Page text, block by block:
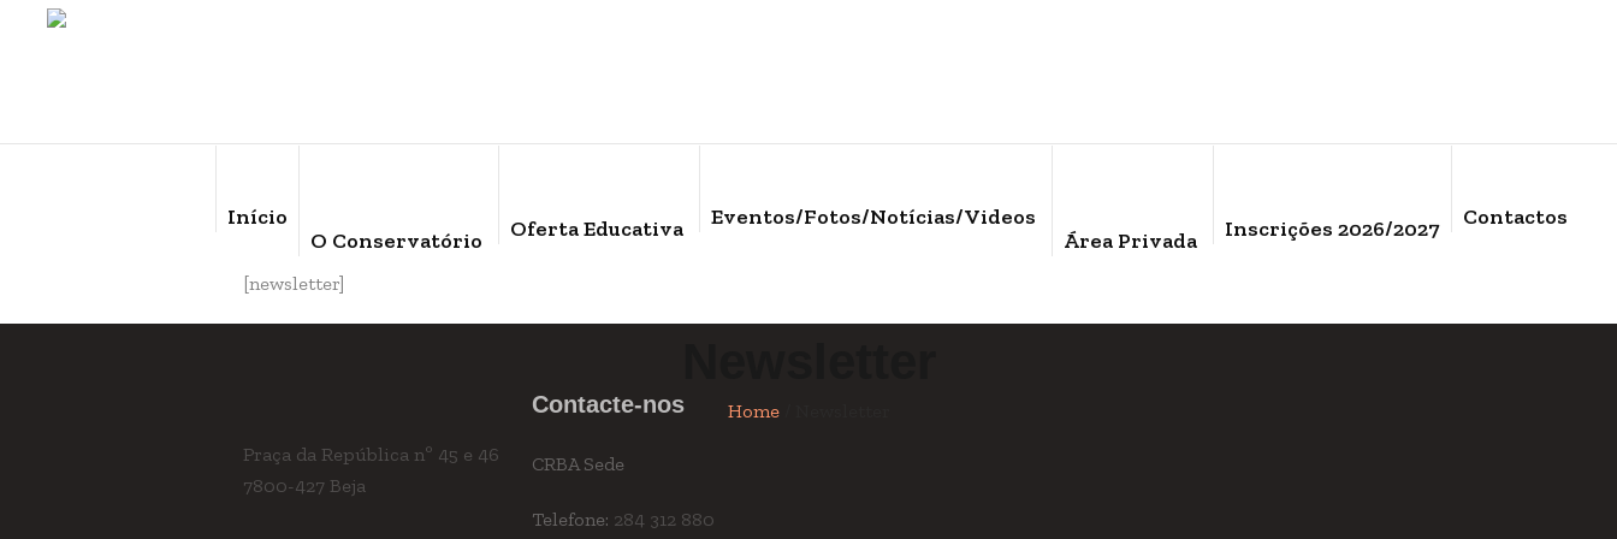
Início
O Conservatório
Oferta Educativa
Eventos/Fotos/Notícias/Videos
Área Privada
Inscrições 2026/2027 Contactos
Home
[newsletter]
Praça da República nº 45 e 46
7800-427 Beja
Contacte-nos
CRBA Sede
Telefone: 284 312 880